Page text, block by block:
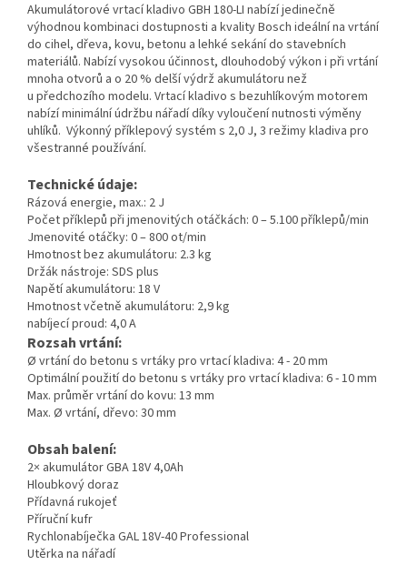
Akumulátorové vrtací kladivo GBH 180-LI nabízí jedinečně
výhodnou kombinaci dostupnosti a kvality Bosch ideální na vrtání
do cihel, dřeva, kovu, betonu a lehké sekání do stavebních
materiálů. Nabízí vysokou účinnost, dlouhodobý výkon i při vrtání
mnoha otvorů a o 20 % delší výdrž akumulátoru než
u předchozího modelu. Vrtací kladivo s bezuhlíkovým motorem
nabízí minimální údržbu nářadí díky vyloučení nutnosti výměny
uhlíků. Výkonný příklepový systém s 2,0 J, 3 režimy kladiva pro
všestranné používání.
Technické údaje:
Rázová energie, max.: 2 J
Počet příklepů při jmenovitých otáčkách: 0 – 5.100 příklepů/min
Jmenovité otáčky: 0 – 800 ot/min
Hmotnost bez akumulátoru: 2.3 kg
Držák nástroje: SDS plus
Napětí akumulátoru: 18 V
Hmotnost včetně akumulátoru: 2,9 kg
nabíjecí proud: 4,0 A
Rozsah vrtání:
Ø vrtání do betonu s vrtáky pro vrtací kladiva: 4 - 20 mm
Optimální použití do betonu s vrtáky pro vrtací kladiva: 6 - 10 mm
Max. průměr vrtání do kovu: 13 mm
Max. Ø vrtání, dřevo: 30 mm
Obsah balení:
2× akumulátor GBA 18V 4,0Ah
Hloubkový doraz
Přídavná rukojeť
Příruční kufr
Rychlonabíječka GAL 18V-40 Professional
Utěrka na nářadí